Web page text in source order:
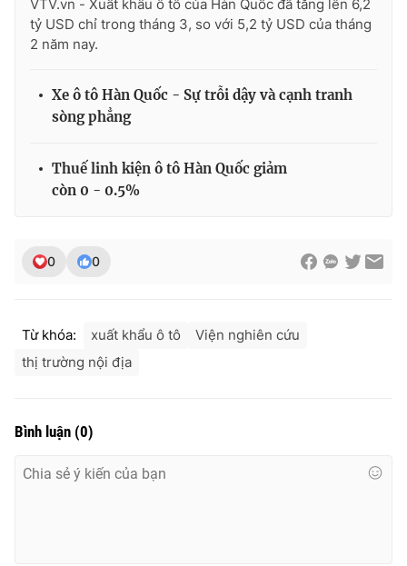
Ðiện thoại Thời báo VTV:024.66 897 897
Email: toasoan@vtv.vn
thuận bằng văn bản. Ghi rõ nguồn VTV.vn khi phát hành lại
thông tin từ website này.
VTV.vn - Xuất khẩu ô tô của Hàn Quốc đã tăng lên 6,2
tỷ USD chỉ trong tháng 3, so với 5,2 tỷ USD của tháng
2 năm nay.
Xe ô tô Hàn Quốc - Sự trỗi dậy và cạnh tranh
sòng phẳng
Thuế linh kiện ô tô Hàn Quốc giảm
còn 0 - 0.5%
0 0
Từ khóa: xuất khẩu ô tô
Viện nghiên cứu
thị trường nội địa
Bình luận (0)